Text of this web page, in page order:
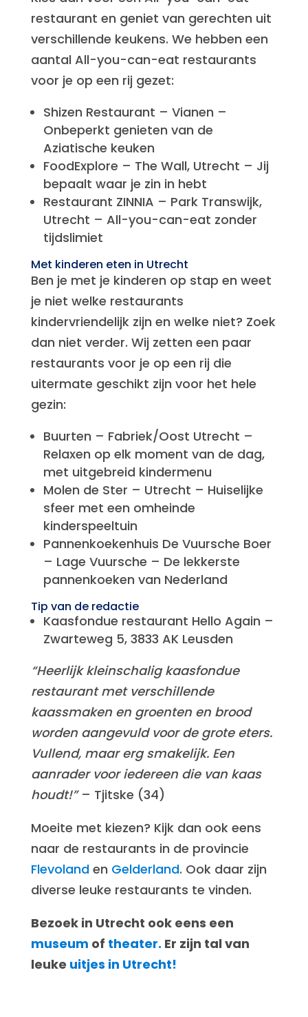
restaurant en geniet van gerechten uit
verschillende keukens. We hebben een
aantal All-you-can-eat restaurants
voor je op een rij gezet:
Shizen Restaurant – Vianen –
Onbeperkt genieten van de
Aziatische keuken
FoodExplore – The Wall, Utrecht – Jij
bepaalt waar je zin in hebt
Restaurant ZINNIA – Park Transwijk,
Utrecht – All-you-can-eat zonder
tijdslimiet
Met kinderen eten in Utrecht
Ben je met je kinderen op stap en weet
je niet welke restaurants
kindervriendelijk zijn en welke niet? Zoek
dan niet verder. Wij zetten een paar
restaurants voor je op een rij die
uitermate geschikt zijn voor het hele
gezin:
Buurten – Fabriek/Oost Utrecht –
Relaxen op elk moment van de dag,
met uitgebreid kindermenu
Molen de Ster – Utrecht – Huiselijke
sfeer met een omheinde
kinderspeeltuin
Pannenkoekenhuis De Vuursche Boer
– Lage Vuursche – De lekkerste
pannenkoeken van Nederland
Tip van de redactie
Kaasfondue restaurant Hello Again –
Zwarteweg 5, 3833 AK Leusden
“Heerlijk kleinschalig kaasfondue
restaurant met verschillende
kaassmaken en groenten en brood
worden aangevuld voor de grote eters.
Vullend, maar erg smakelijk. Een
aanrader voor iedereen die van kaas
houdt!”– Tjitske (34)
Moeite met kiezen? Kijk dan ook eens
naar de restaurants in de provincie
Flevolanden Gelderland. Ook daar zijn
diverse leuke restaurants te vinden.
Bezoek in Utrecht ook eens een
museum of theater. Er zijn tal van
leuke uitjes in Utrecht!